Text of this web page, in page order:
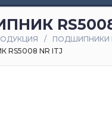
RS5008
ПОДШИПНИКИ
NR ITJ